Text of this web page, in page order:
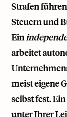
Strafen
Steuern und
Ein
arbeitet
meist eigene
selbst fest.
unter Ihrer